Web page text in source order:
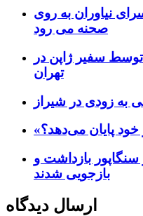
نیاوران به روی
صحنه می رود
سفیر ژاپن در
تهران
به زودی در شیراز
خود پایان می‌دهد؟
بازداشت و
بازجویی شدند
ارسال دیدگاه